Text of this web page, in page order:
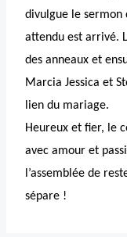
divulgue le
attendu est arrivé.
des anneaux et
Marcia Jessica et
lien du mariage.
Heureux et fier, le
avec amour et
l’assemblée de
sépare !